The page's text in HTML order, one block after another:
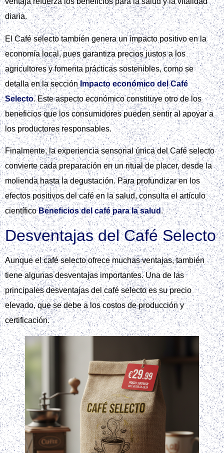
diaria.
El Café selecto también genera un impacto positivo en la
economía local, pues garantiza precios justos a los
agricultores y fomenta prácticas sostenibles, como se
detalla en la secciónImpacto económico del Café
Selecto. Este aspecto económico constituye otro de los
beneficios que los consumidores pueden sentir al apoyar a
los productores responsables.
Finalmente, la experiencia sensorial única del Café selecto
convierte cada preparación en un ritual de placer, desde la
molienda hasta la degustación. Para profundizar en los
efectos positivos del café en la salud, consulta el artículo
científicoBeneficios del café para la salud.
Desventajas del Café Selecto
Aunque el café selecto ofrece muchas ventajas, también
tiene algunas desventajas importantes. Una de las
principales desventajas del café selecto es su precio
elevado, que se debe a los costos de producción y
certificación.